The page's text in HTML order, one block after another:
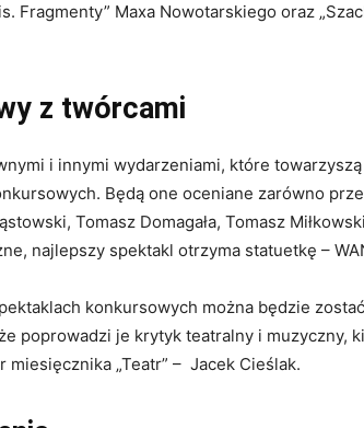
Fragmenty” Maxa Nowotarskiego oraz
z twórcami
i innymi wydarzeniami, które
Będą one oceniane zarówno
Tomasz Domagała, Tomasz
najlepszy spektakl otrzyma statuetkę –
konkursowych można będzie
poprowadzi je krytyk teatralny i muzyczny,
miesięcznika „Teatr” – Jacek Cieślak.